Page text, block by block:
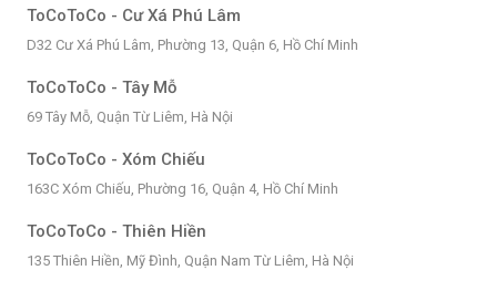
ToCoToCo - Cư Xá Phú Lâm
D32 Cư Xá Phú Lâm, Phường 13, Quận 6, Hồ Chí Minh
ToCoToCo - Tây Mỗ
69 Tây Mỗ, Quận Từ Liêm, Hà Nội
ToCoToCo - Xóm Chiếu
163C Xóm Chiếu, Phường 16, Quận 4, Hồ Chí Minh
ToCoToCo - Thiên Hiền
135 Thiên Hiền, Mỹ Đình, Quận Nam Từ Liêm, Hà Nội